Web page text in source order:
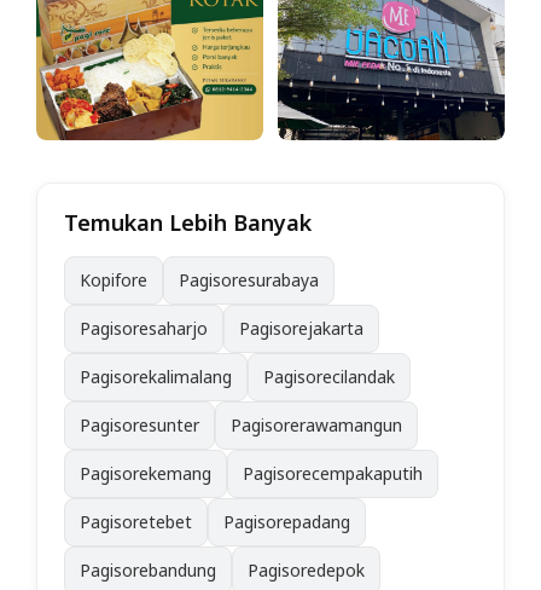
Temukan Lebih Banyak
Kopifore Pagisoresurabaya
Pagisoresaharjo Pagisorejakarta
Pagisorekalimalang Pagisorecilandak
Pagisoresunter Pagisorerawamangun
Pagisorekemang Pagisorecempakaputih
Pagisoretebet Pagisorepadang
Pagisorebandung Pagisoredepok